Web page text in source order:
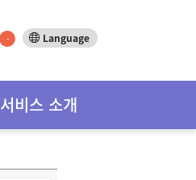
- Language
서비스 소개